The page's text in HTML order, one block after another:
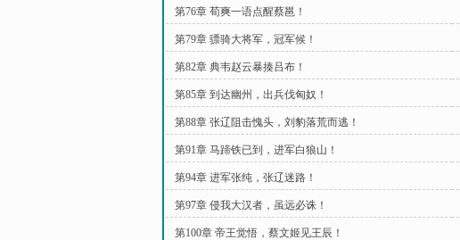
第76章 荀爽一语点醒蔡邕！
第79章 骠骑大将军，冠军候！
第82章 典韦赵云暴揍吕布！
第85章 到达幽州，出兵伐匈奴！
第88章 张辽阻击愧头，刘豹落荒而逃！
第91章 马蹄铁已到，进军白狼山！
第94章 进军张纯，张辽迷路！
第97章 侵我大汉者，虽远必诛！
第100章 帝王觉悟，蔡文姬见王辰！